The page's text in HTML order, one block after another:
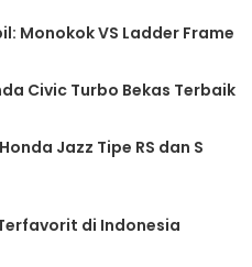
Monokok VS Ladder Frame
Civic Turbo Bekas Terbaik
Jazz Tipe RS dan S
di Indonesia